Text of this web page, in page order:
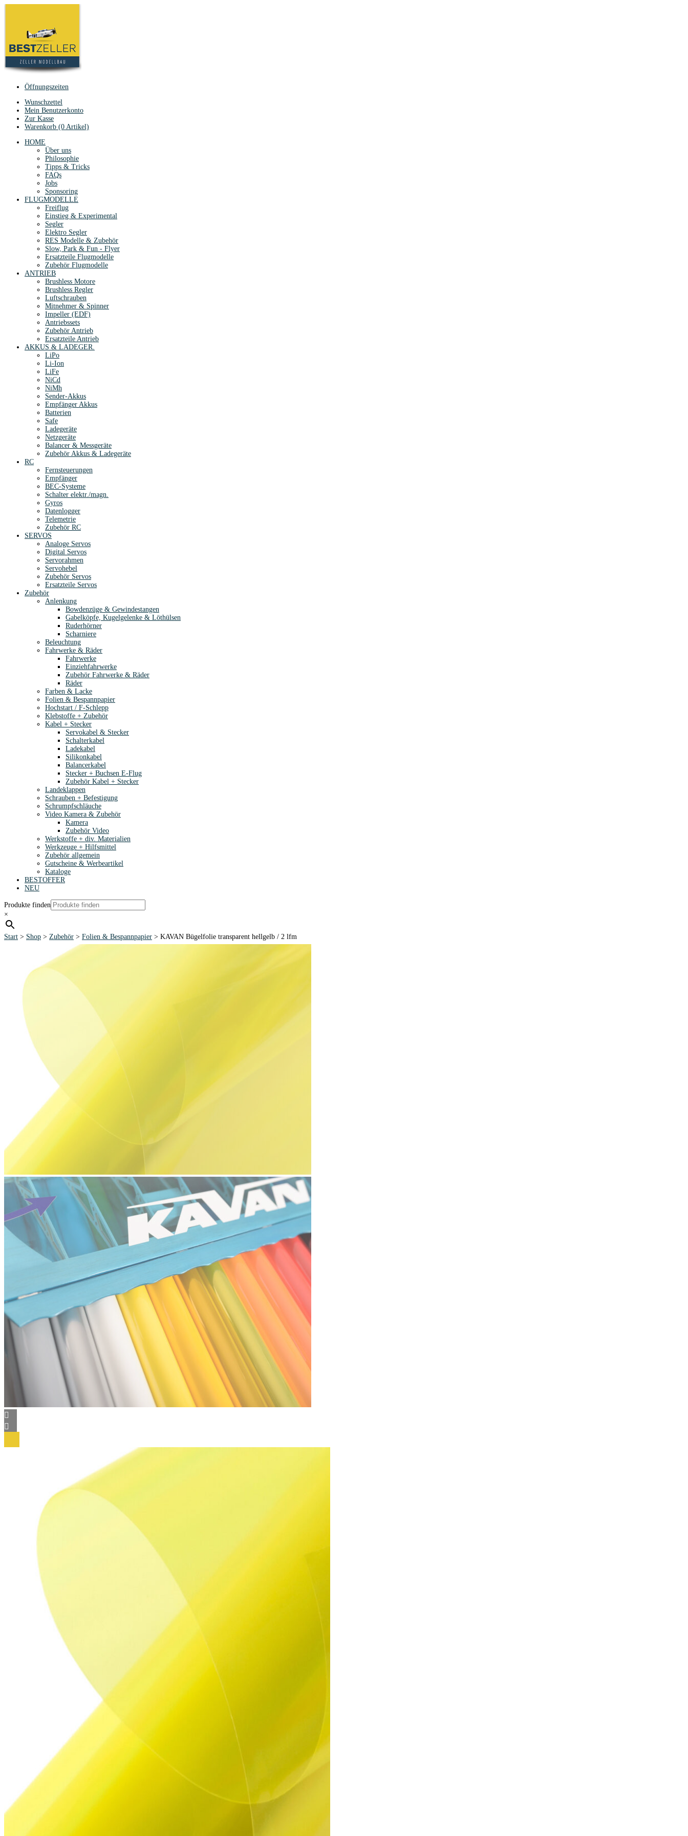
Öffnungszeiten
Wunschzettel
Mein Benutzerkonto
Zur Kasse
Warenkorb (0 Artikel)
HOME
Über uns
Philosophie
Tipps & Tricks
FAQs
Jobs
Sponsoring
FLUGMODELLE
Freiflug
Einstieg & Experimental
Segler
Elektro Segler
RES Modelle & Zubehör
Slow, Park & Fun - Flyer
Ersatzteile Flugmodelle
Zubehör Flugmodelle
ANTRIEB
Brushless Motore
Brushless Regler
Luftschrauben
Mitnehmer & Spinner
Impeller (EDF)
Antriebssets
Zubehör Antrieb
Ersatzteile Antrieb
AKKUS & LADEGER.
LiPo
Li-Ion
LiFe
NiCd
NiMh
Sender-Akkus
Empfänger Akkus
Batterien
Safe
Ladegeräte
Netzgeräte
Balancer & Messgeräte
Zubehör Akkus & Ladegeräte
RC
Fernsteuerungen
Empfänger
BEC-Systeme
Schalter elektr./magn.
Gyros
Datenlogger
Telemetrie
Zubehör RC
SERVOS
Analoge Servos
Digital Servos
Servorahmen
Servohebel
Zubehör Servos
Ersatzteile Servos
Zubehör
Anlenkung
Bowdenzüge & Gewindestangen
Gabelköpfe, Kugelgelenke & Löthülsen
Ruderhörner
Scharniere
Beleuchtung
Fahrwerke & Räder
Fahrwerke
Einziehfahrwerke
Zubehör Fahrwerke & Räder
Räder
Farben & Lacke
Folien & Bespannpapier
Hochstart / F-Schlepp
Klebstoffe + Zubehör
Kabel + Stecker
Servokabel & Stecker
Schalterkabel
Ladekabel
Silikonkabel
Balancerkabel
Stecker + Buchsen E-Flug
Zubehör Kabel + Stecker
Landeklappen
Schrauben + Befestigung
Schrumpfschläuche
Video Kamera & Zubehör
Kamera
Zubehör Video
Werkstoffe + div. Materialien
Werkzeuge + Hilfsmittel
Zubehör allgemein
Gutscheine & Werbeartikel
Kataloge
BESTOFFER
NEU
Produkte finden
×
Start > Shop > Zubehör > Folien & Bespannpapier > KAVAN Bügelfolie transparent hellgelb / 2 lfm